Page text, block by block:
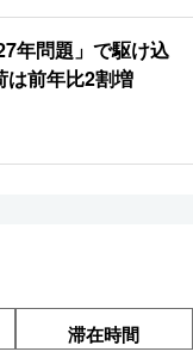
年問題」で駆け込
は前年比2割増
滞在時間